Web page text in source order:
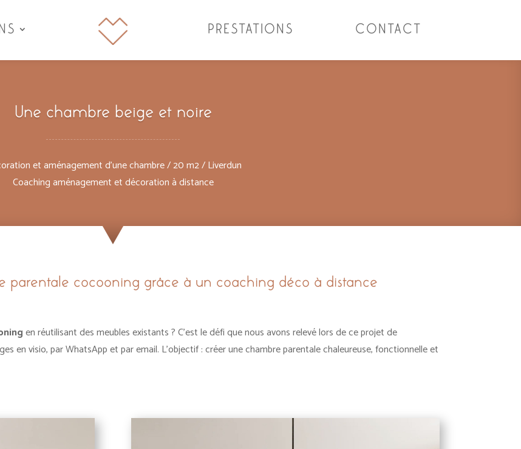
PRESTATIONS CONTACT
Une chambre beige et noire
et aménagement d’une chambre / 20 m2 / Liverdun
Coaching aménagement et décoration à distance
parentale cocooning grâce à un coaching déco à distance
en réutilisant des meubles existants ? C’est le défi que nous avons relevé lors de ce projet de
en visio, par WhatsApp et par email. L’objectif : créer une chambre parentale chaleureuse, fonctionnelle et